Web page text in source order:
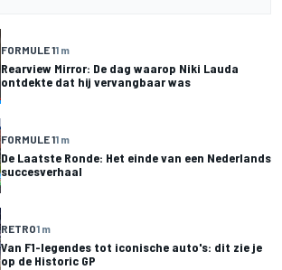
FORMULE 11 m
Rearview Mirror: De dag waarop Niki Lauda
ontdekte dat hij vervangbaar was
FORMULE 11 m
De Laatste Ronde: Het einde van een Nederlands
succesverhaal
RETRO1 m
Van F1-legendes tot iconische auto's: dit zie je
op de Historic GP